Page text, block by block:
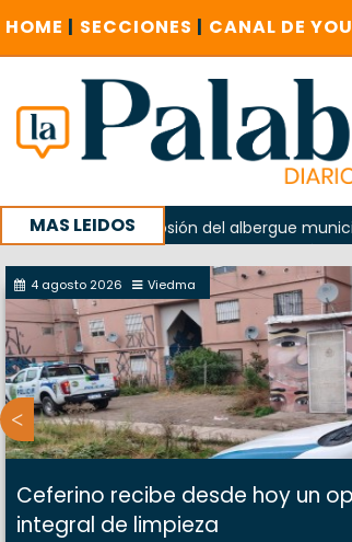
HOME | SECCIONES | CANAL DE
MAS LEIDOS
la explosión del albergue municipal de
investigue contratación de baños de
4 agosto 2026 Viedma
Ceferino recibe desde hoy un
integral de limpieza